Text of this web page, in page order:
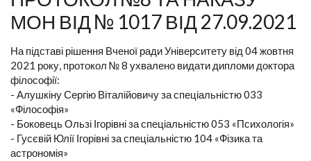
МОН ВІД № 1017 ВІД 27.09.2021
На підставі рішення Вченої ради Університету від 04 жовтня
2021 року, протокол № 8 ухвалено видати дипломи доктора
філософії:
- Алушкіну Сергію Віталійовичу за спеціальністю 033
«Філософія»
- Боковець Ользі Ігорівні за спеціальністю 053 «Психологія»
- Гусєвій Юлії Ігорівні за спеціальністю 104 «Фізика та
астрономія»